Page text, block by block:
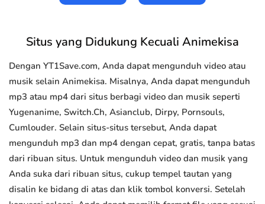
Situs yang Didukung Kecuali Animekisa
Dengan YT1Save.com, Anda dapat mengunduh video atau
musik selain Animekisa. Misalnya, Anda dapat mengunduh
mp3 atau mp4 dari situs berbagi video dan musik seperti
Yugenanime, Switch.Ch, Asianclub, Dirpy, Pornsouls,
Cumlouder. Selain situs-situs tersebut, Anda dapat
mengunduh mp3 dan mp4 dengan cepat, gratis, tanpa batas
dari ribuan situs. Untuk mengunduh video dan musik yang
Anda suka dari ribuan situs, cukup tempel tautan yang
disalin ke bidang di atas dan klik tombol konversi. Setelah